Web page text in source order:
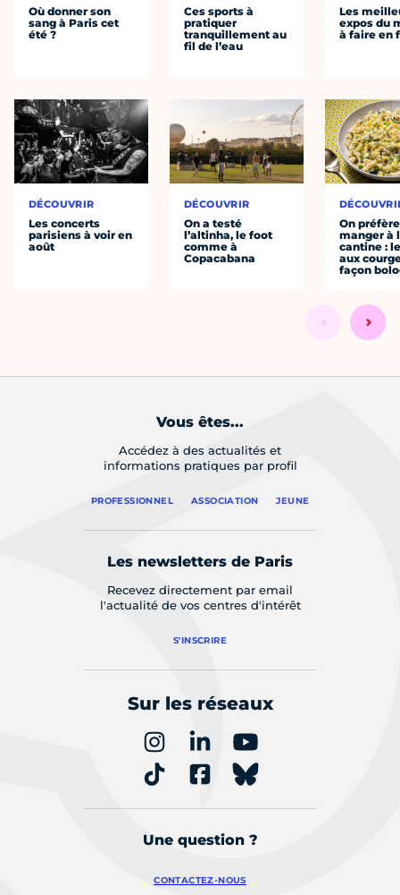
Où donner son
sang à Paris cet
été ?
DÉCOUVRIR
Les concerts
parisiens à voir en
août
Ces sports à
pratiquer
tranquillement au
fil de l’eau
DÉCOUVRIR
On a testé
l’altinha, le foot
comme à
Copacabana
Les
expos du
à faire en
On préfère
manger à
cantine :
aux
façon
Vous êtes...
Accédez à des actualités et
informations pratiques par profil
PROFESSIONNEL ASSOCIATION JEUNE
Les newsletters de Paris
Recevez directement par email
l'actualité de vos centres d'intérêt
S'INSCRIRE
Sur les réseaux
Une question ?
CONTACTEZ-NOUS